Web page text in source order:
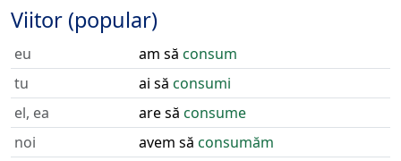
Viitor (popular)
eu am să consum
tu
ai să consumi
el, ea
are să consume
noi
avem să consumăm